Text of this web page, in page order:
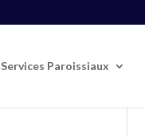
Services Paroissiaux